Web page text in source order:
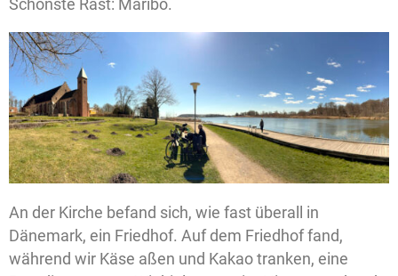
An der Kirche befand sich, wie fast überall in
Dänemark, ein Friedhof. Auf dem Friedhof fand,
während wir Käse aßen und Kakao tranken, eine